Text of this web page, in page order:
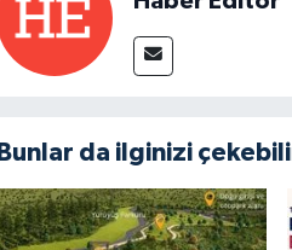
Bunlar da ilginizi